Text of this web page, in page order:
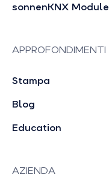
sonnenKNX Module
APPROFONDIMENTI
Stampa
Blog
Education
AZIENDA